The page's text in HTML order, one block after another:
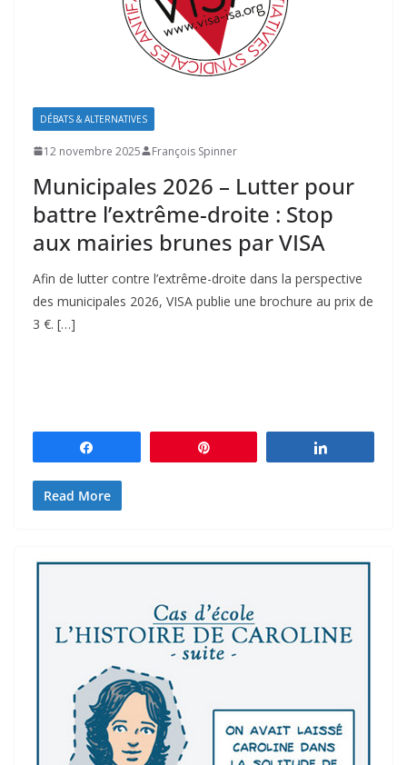
DÉBATS & ALTERNATIVES
12 novembre 2025 François Spinner
Municipales 2026 – Lutter pour
battre l’extrême-droite : Stop
aux mairies brunes par VISA
Afin de lutter contre l’extrême-droite dans la perspective
des municipales 2026, VISA publie une brochure au prix de
3 €. […]
Read More